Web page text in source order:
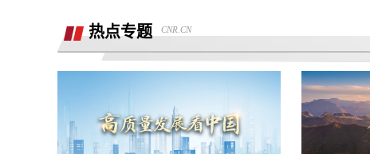
退款退
重庆智鑫沅汽车销售有限公司强买强卖，
买车锁单前不预审，贷款批不过，强制我
骗子上门推销熊猫净水器，专挑农村老人
热点专题 CNR.CN